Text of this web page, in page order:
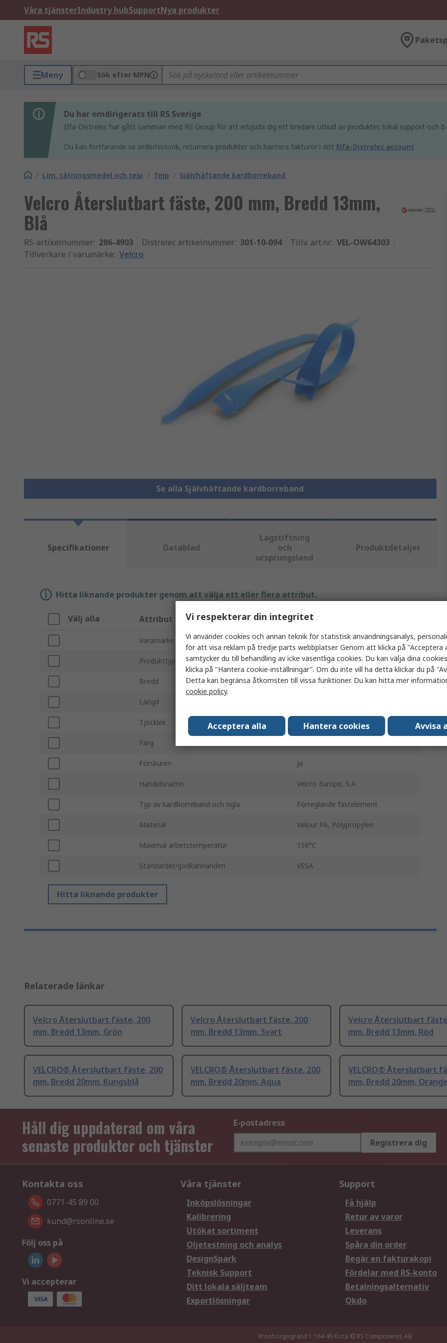
Våra tjänsterIndustry hubSupportNya produkter
Meny Sök efter MPN
Du har omdirigerats till RS Sverige
Elfa-Distrelec har gått samman med RS Group för att erbjuda dig ett bredare utbud av produkter, lokal support och
Du kan fortfarande se orderhistorik, returnera produkter och hantera fakturor i ditt Elfa-Distrelec account
/ Lim, tätningsmedel och tejp / Tejp / Självhäftande kardborreband
Velcro Återslutbart fäste, 200 mm, Bredd 13mm,
Blå
RS-artikelnummer: 286-4903 Distrelec artikelnummer: 301-10-094 Tillv. art.nr: VEL-OW64303
Tillverkare / varumärke: Velcro
Se alla Självhäftande kardborreband
Specifikationer Datablad
Lagstiftning
och
ursprungsland
Produktdetaljer
Hitta liknande produkter genom att välja ett eller flera attribut.
Välj alla Attribut Värde
Varumärke Velcro
Produkttyp Återslutbart fäste
Bredd 13mm
Längd
Tjocklek 13mm
Färg
Förskuren Ja
Handelsnamn Velcro Europe, S.A
Typ av kardborreband och ögla Förreglande fästelement
Material Velour PA, Polypropylen
Maximal arbetstemperatur 150°C
Standarder/godkännanden VESA
Hitta liknande produkter
Relaterade länkar
Velcro Återslutbart fäste, 200
mm, Bredd 13mm, Grön
Velcro Återslutbart fäste, 200
mm, Bredd 13mm, Svart
Velcro Återslutbart
mm, Bredd 13mm, Röd
VELCRO® Återslutbart fäste, 200
mm, Bredd 20mm, Kungsblå
VELCRO® Återslutbart fäste, 200
mm, Bredd 20mm, Aqua
VELCRO® Återslutbart
mm, Bredd 20mm, Orange
Håll dig uppdaterad om våra
senaste produkter och tjänster
E-postadress
Registrera dig
Kontakta oss
0771-45 89 00
kund@rsonline.se
Följ oss på
Vi accepterar
Våra tjänster
Inköpslösningar
Kalibrering
Utökat sortiment
Oljetestning och analys
DesignSpark
Teknisk Support
Ditt lokala säljteam
Exportlösningar
Support
Få hjälp
Retur av varor
Leverans
Spåra din order
Begär en fakturakopi
Fördelar med RS-konto
Betalningsalternativ
Okdo
Kronborgsgränd 1 164 46 Kista © RS Components AB
Vi respekterar din integritet
Vi använder cookies och annan teknik för statistisk användningsanalys,
för att visa reklam på tredje parts webbplatser. Genom att klicka på "Acceptera
samtycker du till behandling av icke väsentliga cookies. Du kan välja dina
klicka på "Hantera cookie-inställningar". Om du inte vill ha detta klickar du på
Detta kan begränsa åtkomsten till vissa funktioner. Du kan hitta mer
cookie policy.
Acceptera alla Hantera cookies Avvisa